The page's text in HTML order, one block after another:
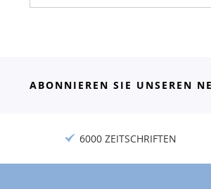
ABONNIEREN SIE UNSEREN
6000 ZEITSCHRIFTEN